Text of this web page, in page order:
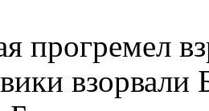
прогремел